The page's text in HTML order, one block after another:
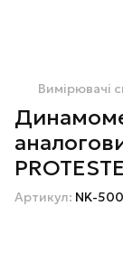
Вимірювачі
Артикул: NK-500